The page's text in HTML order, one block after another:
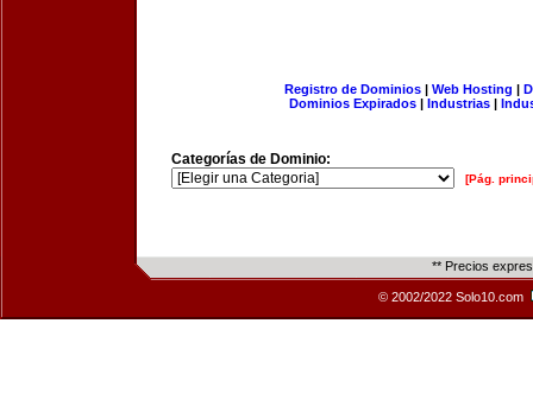
Registro de Dominios| Web Hosting |
Dominios Expirados | Industrias |
Categorías de Dominio:
[Pág.
** Precios
© 2002/2022 Solo10.com